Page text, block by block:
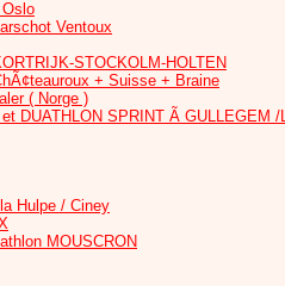
Ventoux
STOCKOLM-HOLTEN
+ Suisse + Braine
( Norge )
DUATHLON SPRINT Ã GULLEGEM
Hulpe / Ciney
MOUSCRON